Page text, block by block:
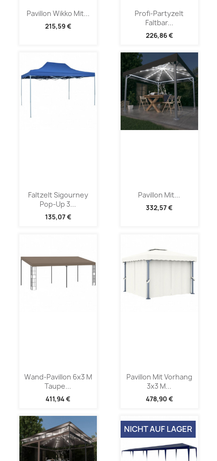
Pavillon Wikko Mit...
215,59 €
Profi-Partyzelt
Faltbar...
226,86 €
Faltzelt Sigourney
Pop-Up 3...
135,07 €
Pavillon Mit...
332,57 €
Wand-Pavillon 6x3 M
Taupe...
411,94 €
Pavillon Mit Vorhang
3x3 M...
478,90 €
NICHT AUF LAGER